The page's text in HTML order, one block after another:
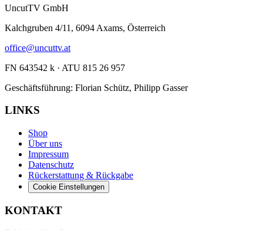
UncutTV GmbH
Kalchgruben 4/11, 6094 Axams, Österreich
office@uncuttv.at
FN 643542 k · ATU 815 26 957
Geschäftsführung: Florian Schütz, Philipp Gasser
LINKS
Shop
Über uns
Impressum
Datenschutz
Rückerstattung & Rückgabe
Cookie Einstellungen
KONTAKT